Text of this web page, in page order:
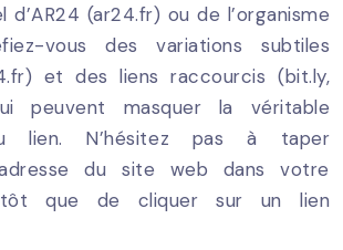
(ar24.fr) ou de l’organisme
vous des variations subtiles
et des liens raccourcis (bit.ly,
peuvent masquer la véritable
lien. N’hésitez pas à taper
du site web dans votre
que de cliquer sur un lien